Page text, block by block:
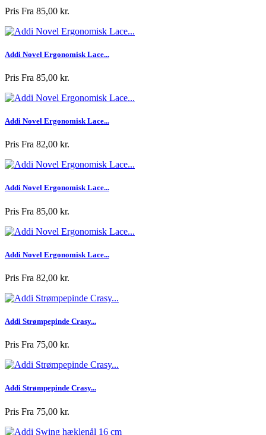
Pris Fra 85,00 kr.
Addi Novel Ergonomisk Lace...
Pris Fra 85,00 kr.
Addi Novel Ergonomisk Lace...
Pris Fra 82,00 kr.
Addi Novel Ergonomisk Lace...
Pris Fra 85,00 kr.
Addi Novel Ergonomisk Lace...
Pris Fra 82,00 kr.
Addi Strømpepinde Crasy...
Pris Fra 75,00 kr.
Addi Strømpepinde Crasy...
Pris Fra 75,00 kr.